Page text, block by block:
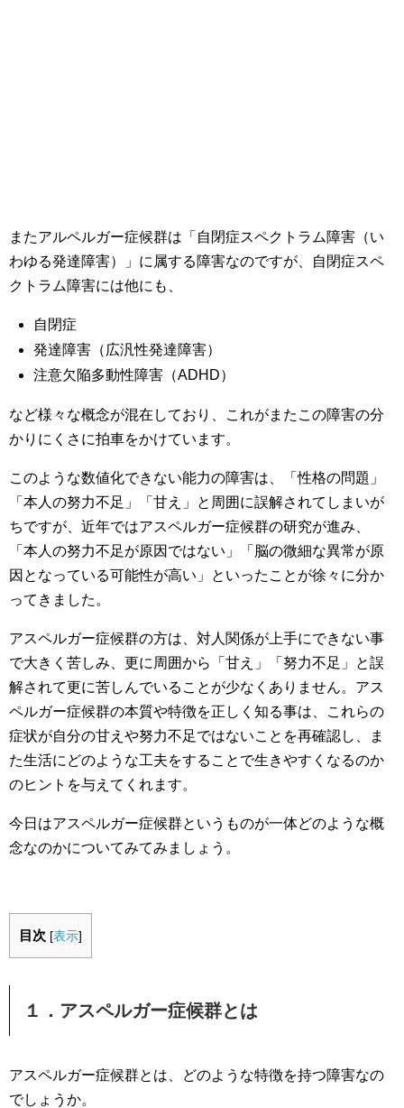
またアルペルガー症候群は「自閉症スペクトラム障害（い
わゆる発達障害）」に属する障害なのですが、自閉症スペ
クトラム障害には他にも、
自閉症
発達障害（広汎性発達障害）
注意欠陥多動性障害（ADHD）
など様々な概念が混在しており、これがまたこの障害の分
かりにくさに拍車をかけています。
このような数値化できない能力の障害は、「性格の問題」
「本人の努力不足」「甘え」と周囲に誤解されてしまいが
ちですが、近年ではアスペルガー症候群の研究が進み、
「本人の努力不足が原因ではない」「脳の微細な異常が原
因となっている可能性が高い」といったことが徐々に分か
ってきました。
アスペルガー症候群の方は、対人関係が上手にできない事
で大きく苦しみ、更に周囲から「甘え」「努力不足」と誤
解されて更に苦しんでいることが少なくありません。アス
ペルガー症候群の本質や特徴を正しく知る事は、これらの
症状が自分の甘えや努力不足ではないことを再確認し、ま
た生活にどのような工夫をすることで生きやすくなるのか
のヒントを与えてくれます。
今日はアスペルガー症候群というものが一体どのような概
念なのかについてみてみましょう。
目次 [表示]
１．アスペルガー症候群とは
アスペルガー症候群とは、どのような特徴を持つ障害なの
でしょうか。